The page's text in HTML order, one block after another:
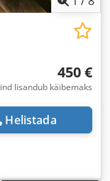
450 €
lisandub käibemaks
Helistada